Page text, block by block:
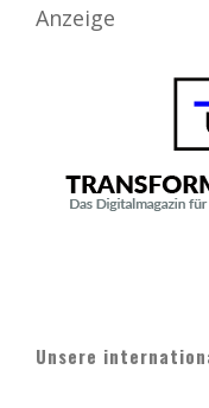
Anzeige
Unsere